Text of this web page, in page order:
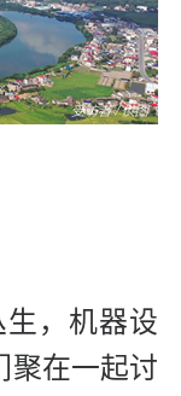
，机器设
聚在一起讨